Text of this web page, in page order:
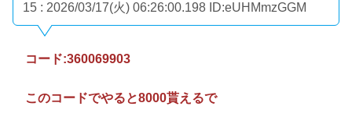
15 : 2026/03/17(火) 06:26:00.198 ID:eUHMmzGGM
コード:360069903
このコードでやると8000貰えるで